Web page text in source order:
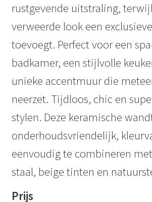
rustgevende uitstraling,
verweerde look een
toevoegt. Perfect voor een
badkamer, een stijlvolle
unieke accentmuur die
neerzet. Tijdloos, chic en
stylen. Deze keramische
onderhoudsvriendelijk,
eenvoudig te combineren
staal, beige tinten en
Prijs